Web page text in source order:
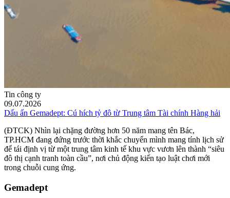
Tin công ty
09.07.2026
Dấu ấn Gemadept: Cú hích tỷ đô từ Trung tâm Tài chính Hàng hải
(ĐTCK) Nhìn lại chặng đường hơn 50 năm mang tên Bác,
TP.HCM đang đứng trước thời khắc chuyển mình mang tính lịch sử
để tái định vị từ một trung tâm kinh tế khu vực vươn lên thành “siêu
đô thị cạnh tranh toàn cầu”, nơi chủ động kiến tạo luật chơi mới
trong chuỗi cung ứng.
Gemadept